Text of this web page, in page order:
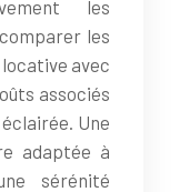
les
les
avec
associés
Une
adaptée à
sérénité